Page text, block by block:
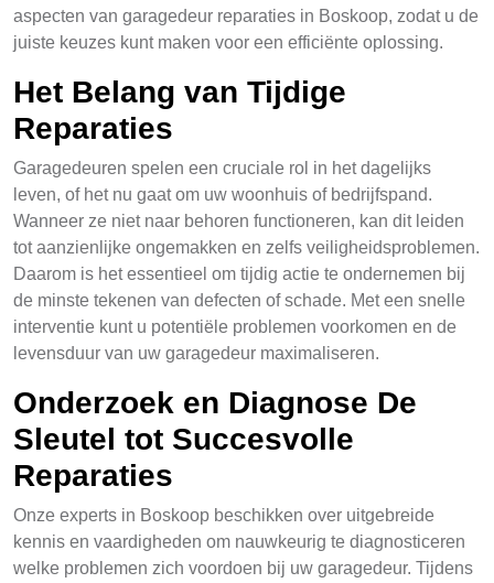
aspecten van garagedeur reparaties in Boskoop, zodat u de
juiste keuzes kunt maken voor een efficiënte oplossing.
Het Belang van Tijdige
Reparaties
Garagedeuren spelen een cruciale rol in het dagelijks
leven, of het nu gaat om uw woonhuis of bedrijfspand.
Wanneer ze niet naar behoren functioneren, kan dit leiden
tot aanzienlijke ongemakken en zelfs veiligheidsproblemen.
Daarom is het essentieel om tijdig actie te ondernemen bij
de minste tekenen van defecten of schade. Met een snelle
interventie kunt u potentiële problemen voorkomen en de
levensduur van uw garagedeur maximaliseren.
Onderzoek en Diagnose De
Sleutel tot Succesvolle
Reparaties
Onze experts in Boskoop beschikken over uitgebreide
kennis en vaardigheden om nauwkeurig te diagnosticeren
welke problemen zich voordoen bij uw garagedeur. Tijdens